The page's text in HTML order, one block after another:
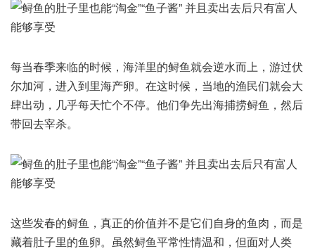
每当春季来临的时候，海洋里的鲟鱼就会逆水而上，游过伏
尔加河，进入到里海产卵。在这时候，当地的渔民们就会大
肆出动，几乎每天忙个不停。他们争先出海捕捞鲟鱼，然后
带回去宰杀。
这些发春的鲟鱼，真正的价值并不是它们自身的鱼肉，而是
藏着肚子里的鱼卵。虽然鲟鱼平常性情温和，但面对人类